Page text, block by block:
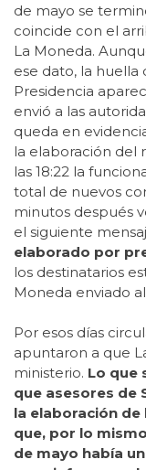
de mayo se
coincide con el
La Moneda.
ese dato, la huella
Presidencia
envió a las
queda en
la elaboración del
las 18:22 la
total de nuevos
minutos después
el siguiente
elaborado por
los destinatarios
Moneda enviado
Por esos días
apuntaron a que
ministerio. Lo que
que asesores de
la elaboración
que, por lo
de mayo había